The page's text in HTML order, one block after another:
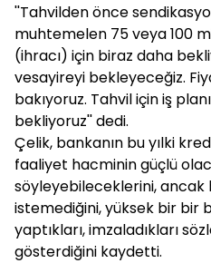
''Tahvilden önce
muhtemelen 75 veya 100
(ihracı) için biraz daha
vesayireyi bekleyeceğiz.
bakıyoruz. Tahvil için iş
bekliyoruz'' dedi.
Çelik, bankanın bu yılki
faaliyet hacminin güçlü
söyleyebileceklerini,
istemediğini, yüksek bir bir
yaptıkları, imzaladıkları
gösterdiğini kaydetti.